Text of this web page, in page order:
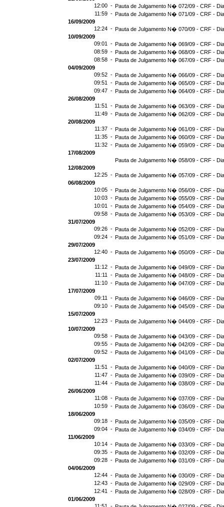
12:00 - Pauta de Julgamento N� 072/09 - CRF -
11:59 - Pauta de Julgamento N� 071/09 - CRF -
16/09/2009
12:24 - Pauta de Julgamento N� 070/09 - CRF -
10/09/2009
09:01 - Pauta de Julgamento N� 069/09 - CRF -
08:59 - Pauta de Julgamento N� 068/09 - CRF -
08:58 - Pauta de Julgamento N� 067/09 - CRF -
04/09/2009
09:52 - Pauta de Julgamento N� 066/09 - CRF -
09:51 - Pauta de Julgamento N� 065/09 - CRF -
09:47 - Pauta de Julgamento N� 064/09 - CRF -
26/08/2009
11:51 - Pauta de Julgamento N� 063/09 - CRF -
11:49 - Pauta de Julgamento N� 062/09 - CRF -
20/08/2009
11:37 - Pauta de Julgamento N� 061/09 - CRF -
11:35 - Pauta de Julgamento N� 060/09 - CRF -
11:32 - Pauta de Julgamento N� 059/09 - CRF -
17/08/2009
Pauta de Julgamento N� 058/09 - CRF -
12/08/2009
12:25 - Pauta de Julgamento N� 057/09 - CRF -
06/08/2009
10:05 - Pauta de Julgamento N� 056/09 - CRF -
10:03 - Pauta de Julgamento N� 055/09 - CRF -
10:01 - Pauta de Julgamento N� 054/09 - CRF -
09:58 - Pauta de Julgamento N� 053/09 - CRF -
31/07/2009
09:26 - Pauta de Julgamento N� 052/09 - CRF -
09:24 - Pauta de Julgamento N� 051/09 - CRF -
29/07/2009
12:40 - Pauta de Julgamento N� 050/09 - CRF -
23/07/2009
11:12 - Pauta de Julgamento N� 049/09 - CRF -
11:11 - Pauta de Julgamento N� 048/09 - CRF -
11:10 - Pauta de Julgamento N� 047/09 - CRF -
17/07/2009
09:11 - Pauta de Julgamento N� 046/09 - CRF -
09:10 - Pauta de Julgamento N� 045/09 - CRF -
15/07/2009
12:23 - Pauta de Julgamento N� 044/09 - CRF -
10/07/2009
09:58 - Pauta de Julgamento N� 043/09 - CRF -
09:55 - Pauta de Julgamento N� 042/09 - CRF -
09:52 - Pauta de Julgamento N� 041/09 - CRF -
02/07/2009
11:51 - Pauta de Julgamento N� 040/09 - CRF -
11:47 - Pauta de Julgamento N� 039/09 - CRF -
11:44 - Pauta de Julgamento N� 038/09 - CRF -
26/06/2009
11:08 - Pauta de Julgamento N� 037/09 - CRF -
10:59 - Pauta de Julgamento N� 036/09 - CRF -
18/06/2009
09:18 - Pauta de Julgamento N� 035/09 - CRF -
09:04 - Pauta de Julgamento N� 034/09 - CRF -
11/06/2009
10:14 - Pauta de Julgamento N� 033/09 - CRF -
09:35 - Pauta de Julgamento N� 032/09 - CRF -
09:28 - Pauta de Julgamento N� 031/09 - CRF -
04/06/2009
12:44 - Pauta de Julgamento N� 030/09 - CRF -
12:43 - Pauta de Julgamento N� 029/09 - CRF -
12:41 - Pauta de Julgamento N� 028/09 - CRF -
01/06/2009